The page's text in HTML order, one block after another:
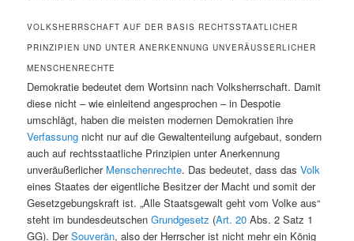
VOLKSHERRSCHAFT AUF DER BASIS RECHTSSTAATLICHER
PRINZIPIEN UND UNTER ANERKENNUNG UNVERÄUSSERLICHER M
ENSCHENRECHTE
Demokratie bedeutet dem Wortsinn nach Volksherrschaft. Damit
diese nicht – wie einleitend angesprochen – in Despotie
umschlägt, haben die meisten modernen Demokratien ihre
Verfassung nicht nur auf die Gewaltenteilung aufgebaut, sondern
auch auf rechtsstaatliche Prinzipien unter Anerkennung
unveräußerlicher Menschenrechte. Das bedeutet, dass dasVolk
eines Staates der eigentliche Besitzer der Macht und somit der
Gesetzgebungskraft ist. „Alle Staatsgewalt geht vom Volke aus“
steht im bundesdeutschenGrundgesetz (Art. 20 Abs. 2 Satz 1
GG). DerSouverän, also der Herrscher ist nicht mehr ein König